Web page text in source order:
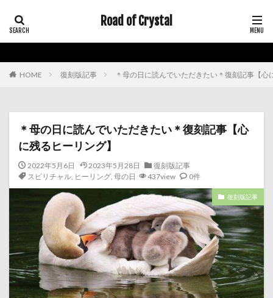
Road of Crystal
HOME 復刻版記事 ＊母の日に読んでいただきたい＊復刻記事【心
＊母の日に読んでいただきたい＊復刻記事【心
に残るヒーリング】
2022年5月6日 2023年5月28日
復刻版記事
スピリチャル, ヒーリング, 母の日 437view 0件
復刻版記事